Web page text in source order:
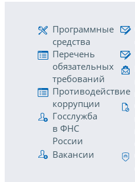
Программные
средства
Перечень
обязательных
требований
Противодействие
коррупции
Госслужба
в ФНС
России
Вакансии